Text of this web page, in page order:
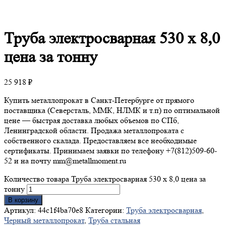
Трубаэлектросварная 530 х 8,0
цена за тонну
25 918 ₽
Купить металлопрокат в Санкт-Петербурге от прямого
поставщика (Северсталь, ММК, НЛМК и т.п) по оптимальной
цене — быстрая доставка любых объемов по СПб,
Ленинградской области. Продажа металлопроката с
собственного скалада. Предоставляем все необходимые
сертификаты. Принимаем заявки по телефону +7(812)509-60-
52 и на почту mm@metallmoment.ru
Количество товара Труба электросварная 530 х 8,0 цена за
тонну
В корзину
Артикул: 44c1f4ba70e8 Категории: Труба электросварная,
Черный металлопрокат, Труба стальная